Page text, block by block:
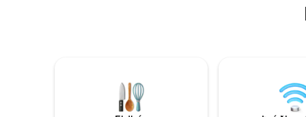
óviðjafnanlega afslöppun og kyrrð. Eignin
Fimm aðalsvefnherbergi í king-stærð,
Lúxussvefnherbergið er í fararbroddi í
Starlink-
Kyrrlát
Beach